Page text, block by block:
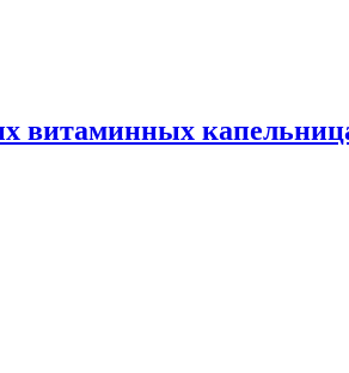
витаминных